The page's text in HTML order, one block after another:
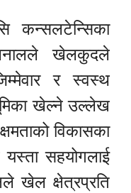
कन्सलटेन्सिका
खेलकुदले
र स्वस्थ
खेल्ने उल्लेख
विकासका
यस्ता सहयोगलाई
खेल क्षेत्रप्रति